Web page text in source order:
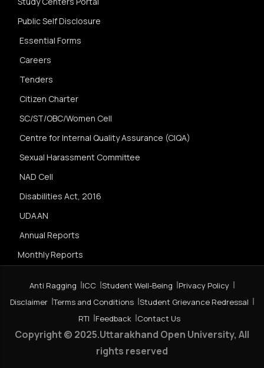
Public Self Disclosure
Essential Forms
Careers
Tenders
Citizen Charter
SC/ST/OBC/Women Cell
Centre for Internal Quality Assurance (CIQA)
Sexual Harassment Committee
NAD Cell
Disabilities Act, 2016
UDAAN
Annual Reports
Monthly Reports
Anti Ragging ICC Student Well-Being
Privacy Policy
Disclaimer Terms and Conditions Student Grievance Redressal
RTI
Feedback Contact Us
Copyright © 2025.Uttarakhand Open University, All
rights reserved